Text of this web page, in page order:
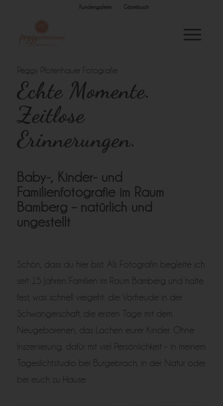
Kundengalerie Gästebuch
Peggy Pfotenhauer Fotografie
Echte Momente.
Zeitlose
Erinnerungen.
Baby-, Kinder- und
Familienfotografie im Raum
Bamberg – natürlich und
ungestellt
Schön, dass du hier bist. Als Fotografin begleite ich
seit 15 Jahren Familien im Raum Bamberg und halte
fest, was schnell vergeht: die Vorfreude in der
Schwangerschaft, die ersten Tage mit dem
Neugeborenen, das Lachen eurer Kinder. Ohne
Inszenierung, dafür mit viel Persönlichkeit – in meinem
Tageslichtstudio bei Burgebrach, in der Natur oder
bei euch zu Hause.